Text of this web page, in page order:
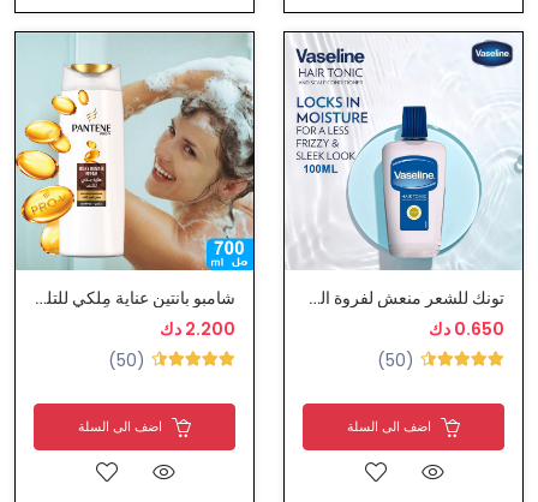
تونك للشعر منعش لفروة الراس - فازلين
0.650 دك
(50)
اضف الى السلة
شامبو بانتين عناية مِلكي للتلف
2.200 دك
(50)
اضف الى السلة